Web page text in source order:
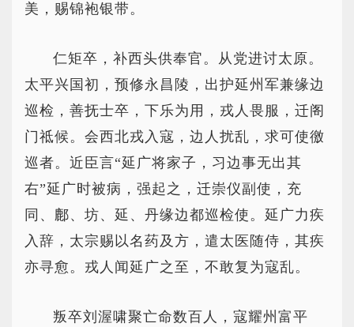
美，赐锦袍银带。
仁矩卒，补西头供奉官。从党进讨太原。
太平兴国初，预修永昌陵，出护延州军兼缘边
巡检，善抚士卒，下乐为用，戎人畏服，迁阁
门祗候。会西北戎入寇，边人扰乱，求可使徼
巡者。近臣言“延广将家子，习边事无出其
右”延广时被病，强起之，迁崇仪副使，充
同、鄜、坊、延、丹缘边都巡检使。延广力疾
入辞，太宗赐以名药及方，遣太医随侍，其疾
亦寻愈。戎人闻延广之至，不敢复为寇乱。
叛卒刘渥啸聚亡命数百人，寇耀州富平